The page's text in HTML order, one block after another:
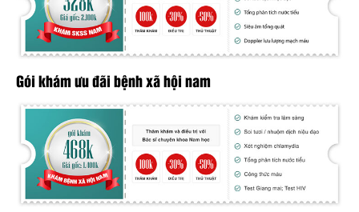
Gói khám ưu đãi bệnh xã hội nam